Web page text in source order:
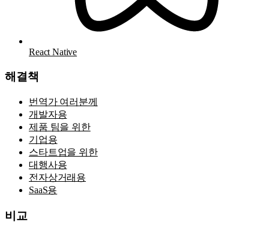
React Native
해결책
번역가 여러분께
개발자용
제품 팀을 위한
기업용
스타트업을 위한
대행사용
전자상거래용
SaaS용
비교